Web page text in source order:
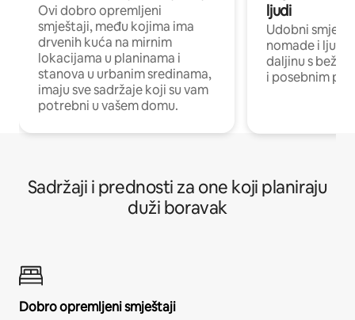
Ovi dobro opremljeni
smještaji, među kojima ima
drvenih kuća na mirnim
lokacijama u planinama i
stanova u urbanim sredinama,
imaju sve sadržaje koji su vam
potrebni u vašem domu.
ljudi
Udobni
nomade i ljude
daljinu s
i posebnim
Sadržaji i prednosti za one koji planiraju
duži boravak
Dobro opremljeni smještaji